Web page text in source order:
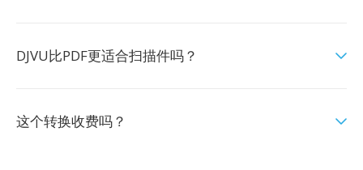
DJVU比PDF更适合扫描件吗？
这个转换收费吗？